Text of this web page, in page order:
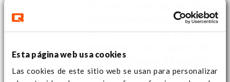
Esta página web usa cookies
Las cookies de este sitio web se usan para personalizar
ahora ofrecemos los más
de 90 modelos de palets
Q-Pall. El núcleo de nuestro
negocio con ellos es su